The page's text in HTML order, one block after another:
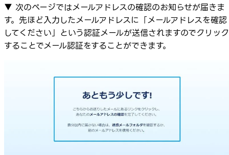
▼ 次のページではメールアドレスの確認のお知らせが届きま
す。先ほど入力したメールアドレスに「メールアドレスを確認
してください」という認証メールが送信されますのでクリック
することでメール認証をすることができます。